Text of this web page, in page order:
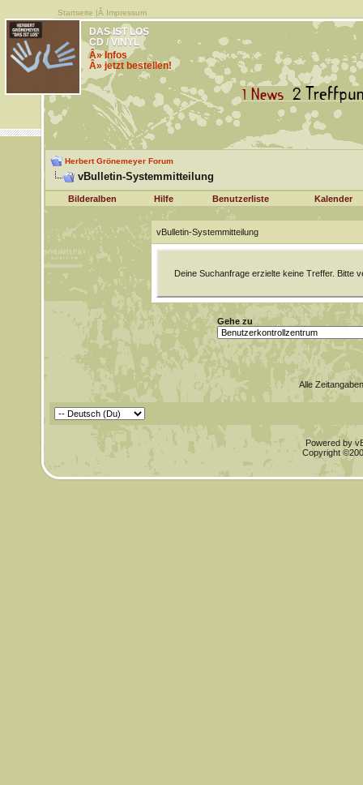
Startseite |Â Impressum
DAS IST LOS
CD / VINYL
Â» Infos
Â» jetzt bestellen!
Herbert Grönemeyer Forum
vBulletin-Systemmitteilung
Bilderalben Hilfe Benutzerliste Kalender
vBulletin-Systemmitteilung
Deine Suchanfrage erzielte keine Treffer. Bitte
Gehe zu
Alle
Powered by
Copyright